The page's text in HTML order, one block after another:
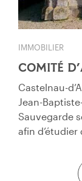
IMMOBILIER
COMITÉ
Castelnau-
Jean-
Sauvegarde
afin